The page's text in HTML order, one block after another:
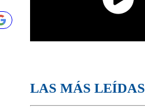
LAS MÁS LEÍDAS